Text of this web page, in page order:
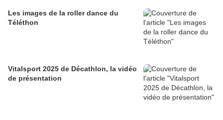
Les images de la roller dance du
Téléthon
Vitalsport 2025 de Décathlon, la vidéo
de présentation